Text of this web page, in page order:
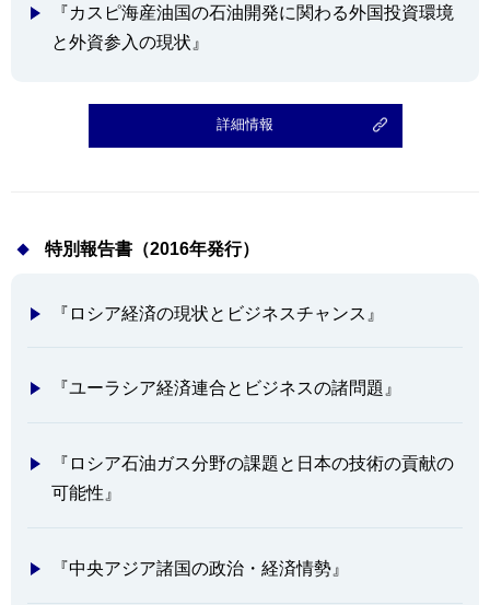
『カスピ海産油国の石油開発に関わる外国投資環境
と外資参入の現状』
詳細情報
特別報告書（2016年発行）
『ロシア経済の現状とビジネスチャンス』
『ユーラシア経済連合とビジネスの諸問題』
『ロシア石油ガス分野の課題と日本の技術の貢献の
可能性』
『中央アジア諸国の政治・経済情勢』